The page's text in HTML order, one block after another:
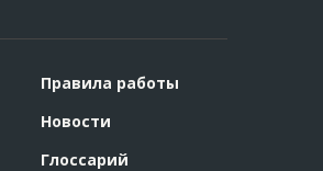
Правила работы
Новости
Глоссарий